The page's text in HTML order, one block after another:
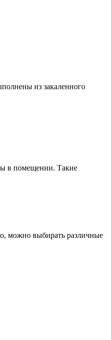
из закаленного
в помещении. Такие
можно выбирать различные